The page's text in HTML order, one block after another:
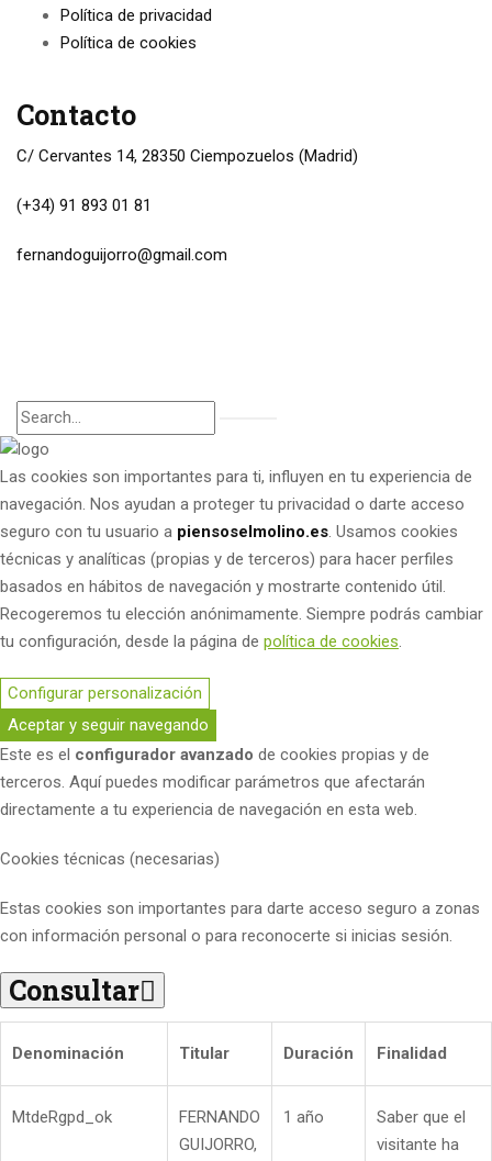
Política de privacidad
Política de cookies
Contacto
C/ Cervantes 14, 28350 Ciempozuelos (Madrid)
(+34) 91 893 01 81
fernandoguijorro@gmail.com
Las cookies son importantes para ti, influyen en tu experiencia de
navegación. Nos ayudan a proteger tu privacidad o darte acceso
seguro con tu usuario a piensoselmolino.es . Usamos cookies
técnicas y analíticas (propias y de terceros) para hacer perfiles
basados en hábitos de navegación y mostrarte contenido útil.
Recogeremos tu elección anónimamente. Siempre podrás cambiar
tu configuración, desde la página de política de cookies
Configurar personalización
Aceptar y seguir navegando
Este es el configurador avanzado de cookies propias y de
terceros. Aquí puedes modificar parámetros que afectarán
directamente a tu experiencia de navegación en esta web.
Cookies técnicas (necesarias)
Estas cookies son importantes para darte acceso seguro a zonas
con información personal o para reconocerte si inicias sesión.
Consultar
Denominación Titular Duración Finalidad
MtdeRgpd_ok
FERNANDO
GUIJORRO,
1 año
Saber que el
visitante ha